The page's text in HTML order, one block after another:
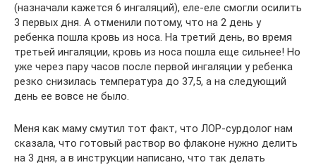
(назначали кажется 6 ингаляций), еле-еле смогли осилить
3 первых дня. А отменили потому, что на 2 день у
ребенка пошла кровь из носа. На третий день, во время
третьей ингаляции, кровь из носа пошла еще сильнее! Но
уже через пару часов после первой ингаляции у ребенка
резко снизилась температура до 37,5, а на следующий
день ее вовсе не было.
Меня как маму смутил тот факт, что ЛОР-сурдолог нам
сказала, что готовый раствор во флаконе нужно делить
на 3 дня, а в инструкции написано, что так делать